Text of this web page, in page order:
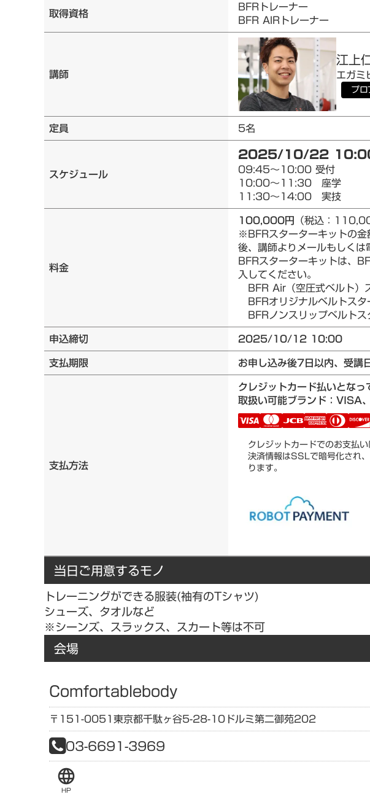
取得資格
BFRトレーナー
BFR AIRトレーナー
講師
江上
エガミ
プ
定員 5名
スケジュール
2025/10/22
09:45～10:00 受付
10:00～11:30 座学
11:30～14:00 実技
料金
100,000円 （税込：
※BFRスターターキットの
後、講師よりメールもしくは
BFRスターターキットは、
入してください。
BFR Air（空圧式ベルト
BFRオリジナルベルトス
BFRノンスリップベルト
申込締切
2025/10/12 10:00
支払期限
お申し込み後7日以内、受講
支払方法
クレジットカード払いとなっ
取扱い可能ブランド：
クレジットカードでのお支払
決済情報はSSLで暗号化され
ります。
当日ご用意するモノ
トレーニングができる服装(袖有のTシャツ)
シューズ、タオルなど
※シーンズ、スラックス、スカート等は不可
会場
Comfortablebody
〒151-0051東京都千駄ヶ谷5-28-10ドルミ第二御苑202
03-6691-3969
language
HP